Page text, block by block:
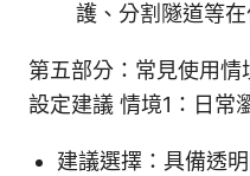
護、分割隧道等
第五部分：常見使用
設定建議 情境1：日常
建議選擇：具備透